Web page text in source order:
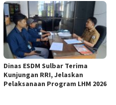
Dinas ESDM Sulbar Terima
Kunjungan RRI, Jelaskan
Pelaksanaan Program LHM 2026